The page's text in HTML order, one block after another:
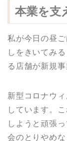
本業を支
私が今日の昼
しをきいてみ
る店舗が新規
新型コロナウ
しています。
しようと頑張
会のとりやめ